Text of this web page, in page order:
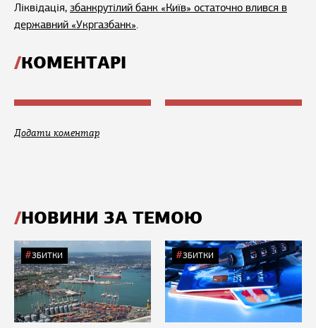
Ліквідація, збанкрутілий банк «Київ» остаточно влився в
державний «Укргазбанк».
КОМЕНТАРІ
Додати коментар
НОВИНИ ЗА ТЕМОЮ
ЗБИТКИ ЗБИТКИ